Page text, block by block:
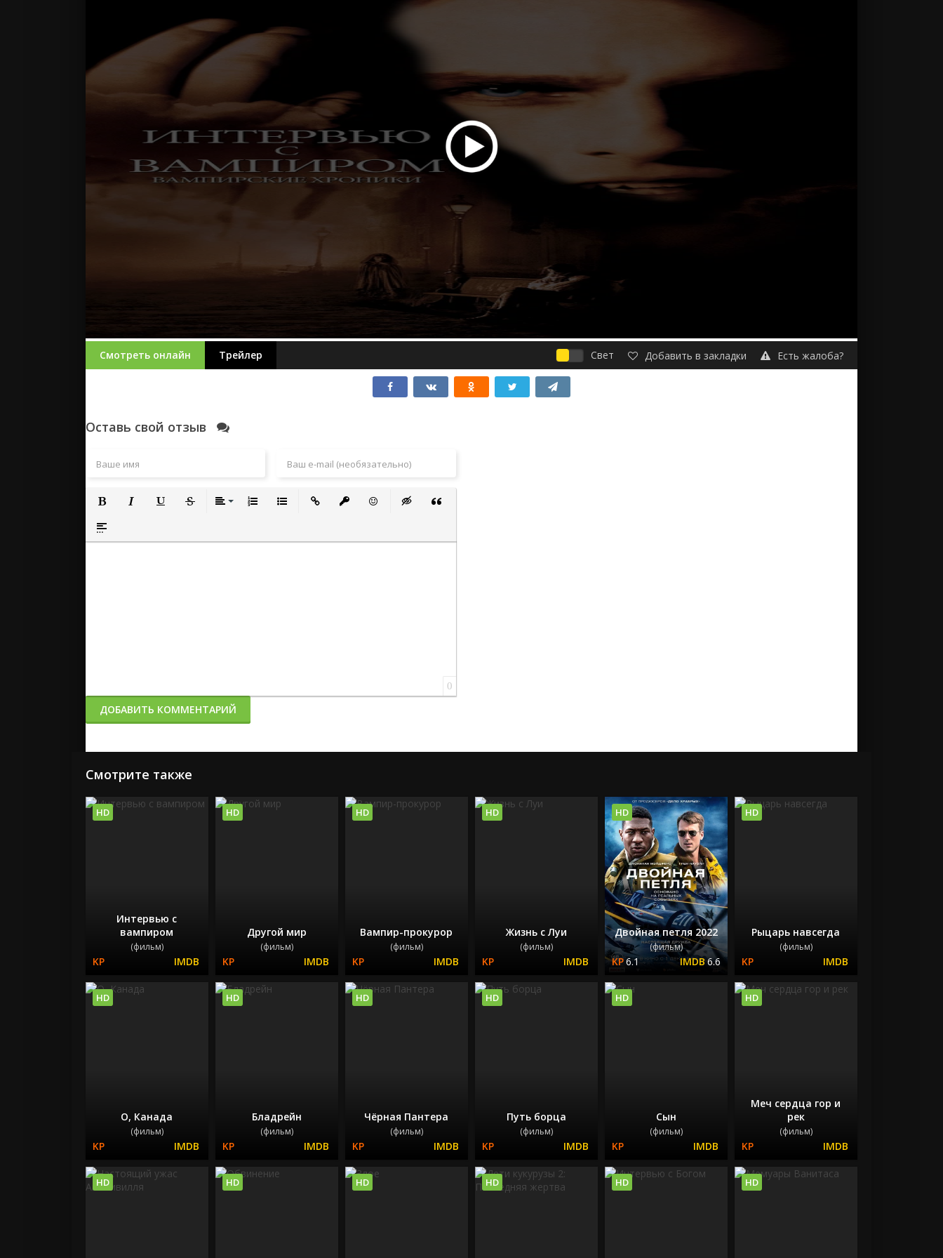
Смотреть онлайн Трейлер Свет Добавить в закладки Есть жалоба?
Оставь свой отзыв
Полужирный
Вставка спойлера
0
ДОБАВИТЬ КОММЕНТАРИЙ
Смотрите также
Интервью с
вампиром
(фильм)
HD
Другой мир
(фильм)
HD
Вампир-прокурор
(фильм)
HD
Жизнь с Луи
(фильм)
HD
Двойная петля 2022
(фильм)
6.1 6.6
HD
Рыцарь навсегда
(фильм)
HD
О, Канада
(фильм)
HD
Бладрейн
(фильм)
HD
Чёрная Пантера
(фильм)
HD
Путь борца
(фильм)
HD
Сын
(фильм)
HD
Меч сердца гор и
рек
(фильм)
HD
HD HD HD HD HD HD